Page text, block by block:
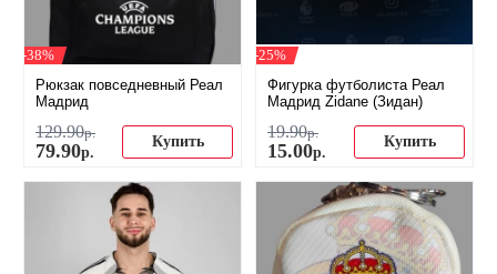
-38%
Рюкзак повседневный Реал
Мадрид
129.90р.
79.90р.
Купить
-25%
Фигурка футболиста Реал
Мадрид Zidane (Зидан)
19.90р.
15.00р.
Купить